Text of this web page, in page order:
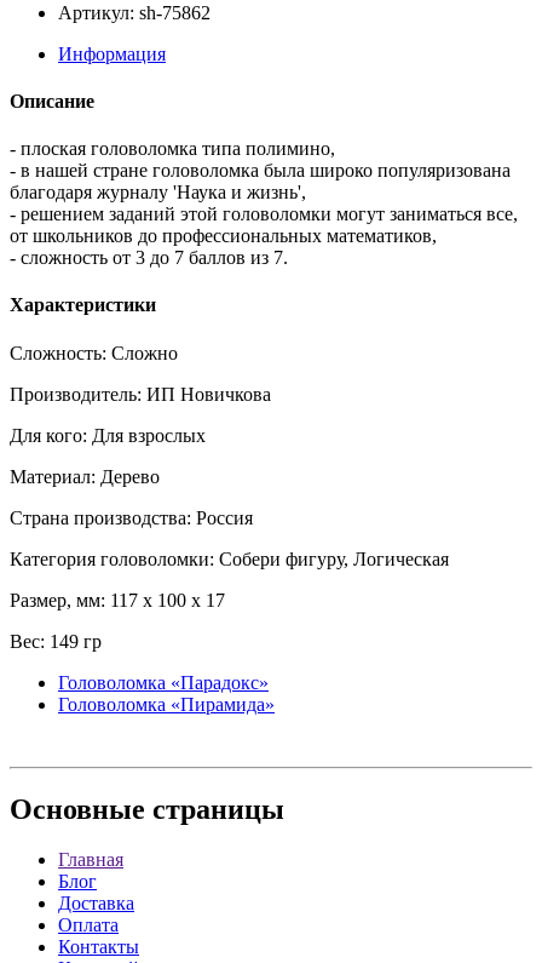
Артикул: sh-75862
Информация
Описание
- плоская головоломка типа полимино,
- в нашей стране головоломка была широко популяризована
благодаря журналу 'Наука и жизнь',
- решением заданий этой головоломки могут заниматься все,
от школьников до профессиональных математиков,
- сложность от 3 до 7 баллов из 7.
Характеристики
Сложность: Сложно
Производитель: ИП Новичкова
Для кого: Для взрослых
Материал: Дерево
Страна производства: Россия
Категория головоломки: Собери фигуру, Логическая
Размер, мм: 117 x 100 x 17
Вес: 149 гр
Головоломка «Парадокс»
Головоломка «Пирамида»
Основные страницы
Главная
Блог
Доставка
Оплата
Контакты